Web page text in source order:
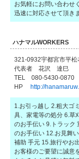
お気軽にお問い合わせ
迅速に対応させて頂き
ハナマルWORKERS
321-0932宇都宮市平
代表者 花沢 達巳
TEL 080-5430-0870
HP http://
1.お引っ越し 2.粗大ゴ
具、家電等の処分 6.草
のお手伝い 9.トラック
のお手伝い 12.お見舞
補助 手元 15.旅行やお
お客様のご要望に誠意